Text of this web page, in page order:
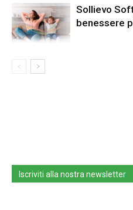
Sollievo
benessere
Iscriviti alla nostra newsletter